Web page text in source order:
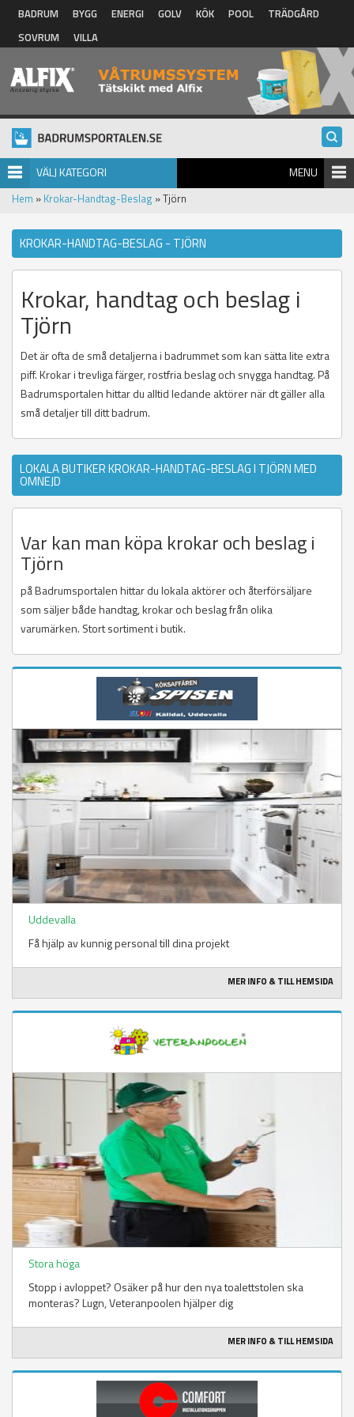
Hoppa till huvudinnehåll
BADRUM BYGG ENERGI GOLV KÖK POOL
TRÄDGÅRD
SOVRUM
VILLA
VÄLJ KATEGORI MENU
Hem » Krokar-Handtag-Beslag » Tjörn
KROKAR-HANDTAG-BESLAG - TJÖRN
Krokar, handtag och beslag i
Tjörn
Det är ofta de små detaljerna i badrummet som kan sätta lite extra
piff. Krokar i trevliga färger, rostfria beslag och snygga handtag. På
Badrumsportalen hittar du alltid ledande aktörer när dt gäller alla
små detaljer till ditt badrum.
LOKALA BUTIKER KROKAR-HANDTAG-BESLAG I TJÖRN MED
OMNEJD
Var kan man köpa krokar och beslag i
Tjörn
på Badrumsportalen hittar du lokala aktörer och återförsäljare
som säljer både handtag, krokar och beslag från olika
varumärken. Stort sortiment i butik.
Uddevalla
Få hjälp av kunnig personal till dina projekt
MER INFO & TILL HEMSIDA
Stora höga
Stopp i avloppet? Osäker på hur den nya toalettstolen ska
monteras? Lugn, Veteranpoolen hjälper dig
MER INFO & TILL HEMSIDA